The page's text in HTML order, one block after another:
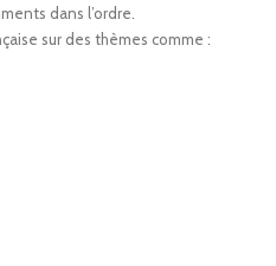
dans l’ordre.
sur des thèmes comme :